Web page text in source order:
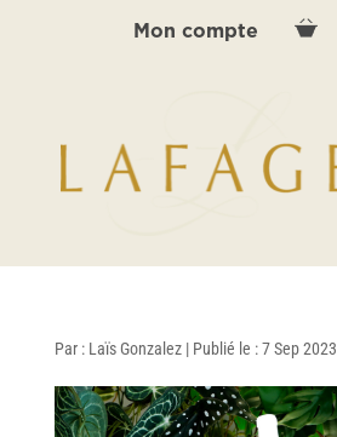
Mon compte
Par : Laïs Gonzalez | Publié le : 7 Sep 2023